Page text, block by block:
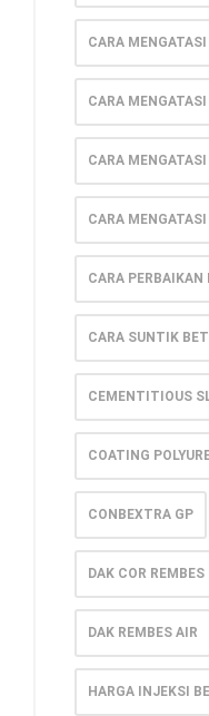
CARA
CARA
CARA
CARA
CARA PERBAIKAN
CARA SUNTIK
CEMENTITIOUS
COATING
CONBEXTRA GP
DAK COR REMBES
DAK REMBES AIR
HARGA INJEKSI